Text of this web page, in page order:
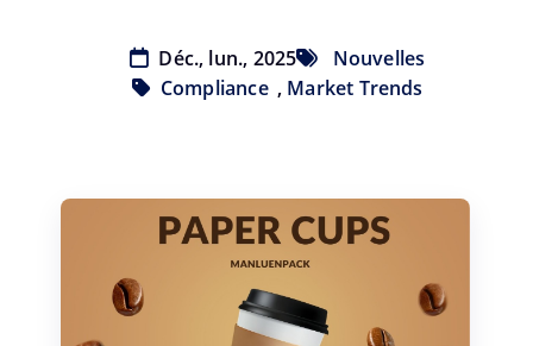
Déc., lun., 2025
Nouvelles
Compliance , Market Trends